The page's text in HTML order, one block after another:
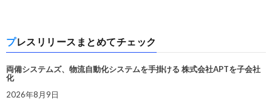
プレスリリースまとめてチェック
両備システムズ、物流自動化システムを手掛ける 株式会社APTを子会社
化
2026年8月9日